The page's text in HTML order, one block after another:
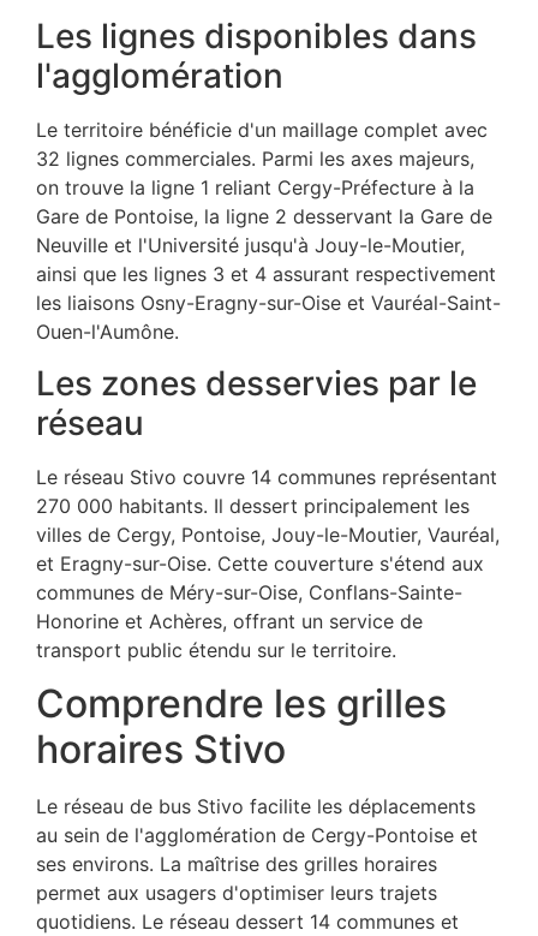
Les lignes disponibles dans
l'agglomération
Le territoire bénéficie d'un maillage complet avec
32 lignes commerciales. Parmi les axes majeurs,
on trouve la ligne 1 reliant Cergy-Préfecture à la
Gare de Pontoise, la ligne 2 desservant la Gare de
Neuville et l'Université jusqu'à Jouy-le-Moutier,
ainsi que les lignes 3 et 4 assurant respectivement
les liaisons Osny-Eragny-sur-Oise et Vauréal-Saint-
Ouen-l'Aumône.
Les zones desservies par le
réseau
Le réseau Stivo couvre 14 communes représentant
270 000 habitants. Il dessert principalement les
villes de Cergy, Pontoise, Jouy-le-Moutier, Vauréal,
et Eragny-sur-Oise. Cette couverture s'étend aux
communes de Méry-sur-Oise, Conflans-Sainte-
Honorine et Achères, offrant un service de
transport public étendu sur le territoire.
Comprendre les grilles
horaires Stivo
Le réseau de bus Stivo facilite les déplacements
au sein de l'agglomération de Cergy-Pontoise et
ses environs. La maîtrise des grilles horaires
permet aux usagers d'optimiser leurs trajets
quotidiens. Le réseau dessert 14 communes et